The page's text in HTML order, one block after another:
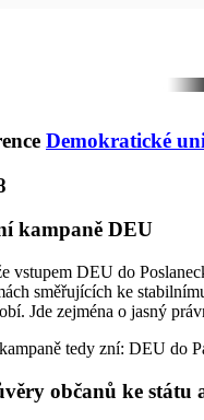
Demokratické
kampaně DEU
vstupem DEU do
směřujících ke
Jde zejména o jasný
tedy zní: DEU do
občanů ke státu